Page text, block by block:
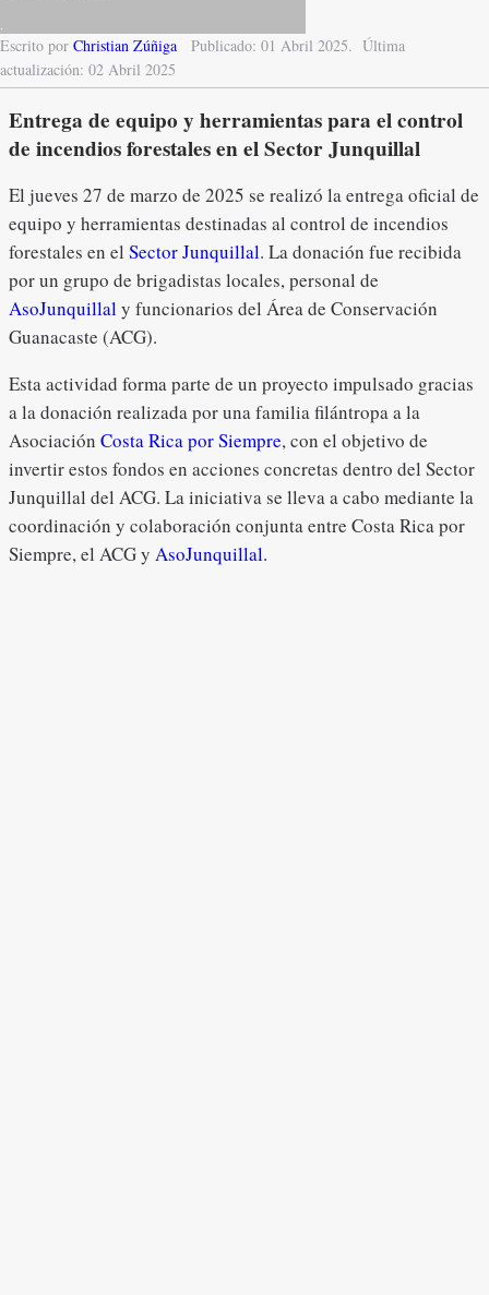
.
Escrito por Christian Zúñiga Publicado: 01 Abril 2025. Última
actualización: 02 Abril 2025
Entrega de equipo y herramientas para el control
de incendios forestales en el Sector Junquillal
El jueves 27 de marzo de 2025 se realizó la entrega oficial de
equipo y herramientas destinadas al control de incendios
forestales en el Sector Junquillal. La donación fue recibida
por un grupo de brigadistas locales, personal de
AsoJunquillaly funcionarios del Área de Conservación
Guanacaste (ACG).
Esta actividad forma parte de un proyecto impulsado gracias
a la donación realizada por una familia filántropa a la
Asociación Costa Rica por Siempre, con el objetivo de
invertir estos fondos en acciones concretas dentro del Sector
Junquillal del ACG. La iniciativa se lleva a cabo mediante la
coordinación y colaboración conjunta entre Costa Rica por
Siempre, el ACG y AsoJunquillal.